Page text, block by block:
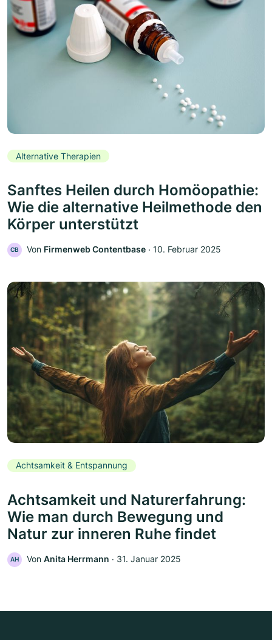
Alternative Therapien
Sanftes Heilen durch Homöopathie:
Wie die alternative Heilmethode den
Körper unterstützt
CB Von Firmenweb Contentbase ‧ 10. Februar 2025
Achtsamkeit & Entspannung
Achtsamkeit und Naturerfahrung:
Wie man durch Bewegung und
Natur zur inneren Ruhe findet
AH Von Anita Herrmann ‧ 31. Januar 2025